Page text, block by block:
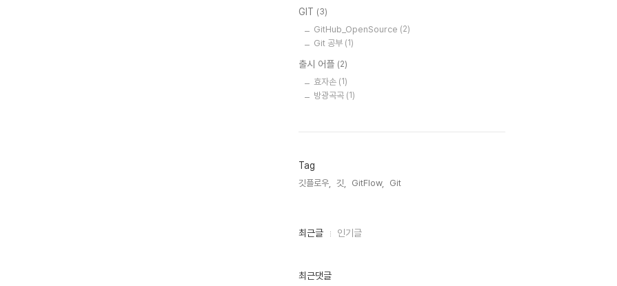
GIT (3)
GitHub_OpenSource (2)
Git 공부 (1)
출시 어플 (2)
효자손 (1)
방광곡곡 (1)
Tag
깃플로우, 깃, GitFlow, Git,
최
인
최근글 인기글
최근댓글